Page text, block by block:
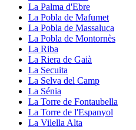
La Palma d'Ebre
La Pobla de Mafumet
La Pobla de Massaluca
La Pobla de Montornès
La Riba
La Riera de Gaià
La Secuita
La Selva del Camp
La Sénia
La Torre de Fontaubella
La Torre de l'Espanyol
La Vilella Alta